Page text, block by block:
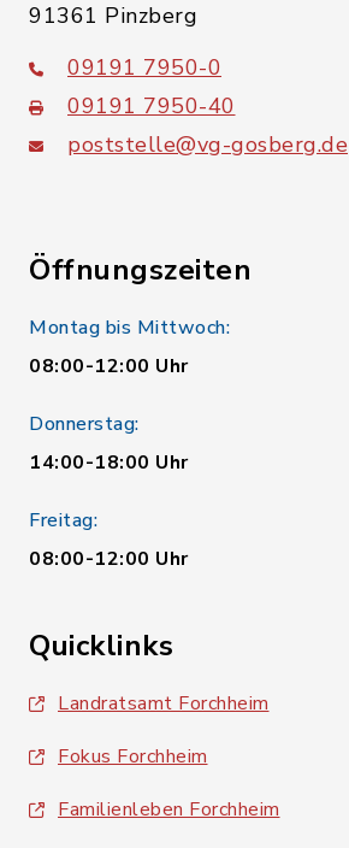
91361 Pinzberg
09191 7950-0
09191 7950-40
poststelle@vg-gosberg.de
Öffnungszeiten
Montag bis Mittwoch:
08:00-12:00 Uhr
Donnerstag:
14:00-18:00 Uhr
Freitag:
08:00-12:00 Uhr
Quicklinks
Landratsamt Forchheim
Fokus Forchheim
Familienleben Forchheim